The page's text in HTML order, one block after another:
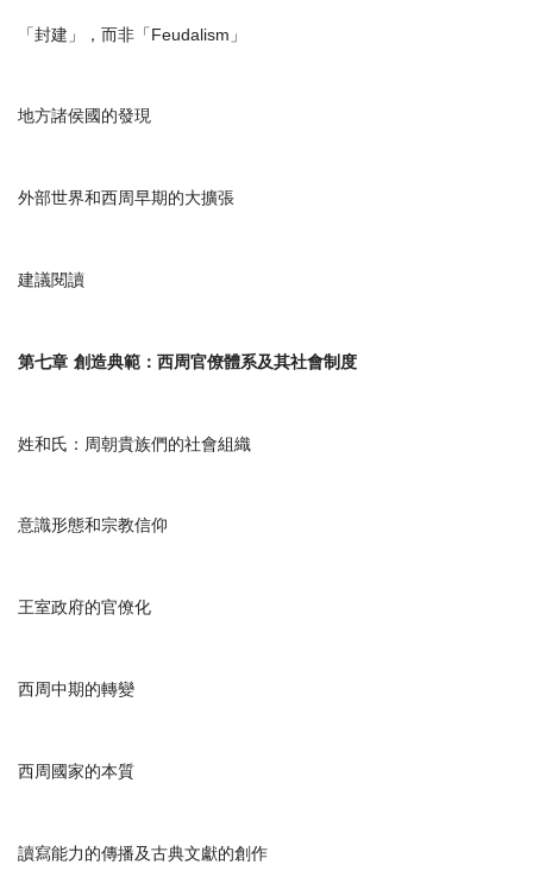
「封建」，而非「 Feudalism 」
地方諸侯國的發現
外部世界和西周早期的大擴張
建議閱讀
第七章 創造典範：西周官僚體系及其社會制度
姓和氏：周朝貴族們的社會組織
意識形態和宗教信仰
王室政府的官僚化
西周中期的轉變
西周國家的本質
讀寫能力的傳播及古典文獻的創作